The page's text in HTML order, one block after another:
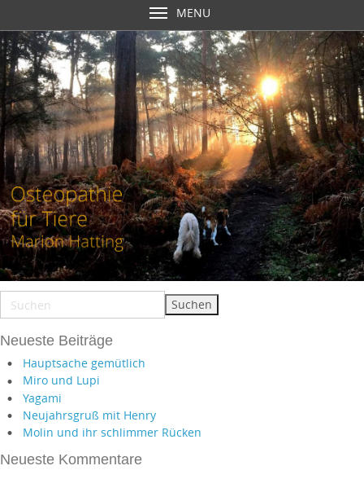
MENU
Neueste Beiträge
Hauptsache gemütlich
Miro und Lupi
Yagami
Neujahrsgruß mit Henry
Molin und ihr schlimmer Rücken
Neueste Kommentare